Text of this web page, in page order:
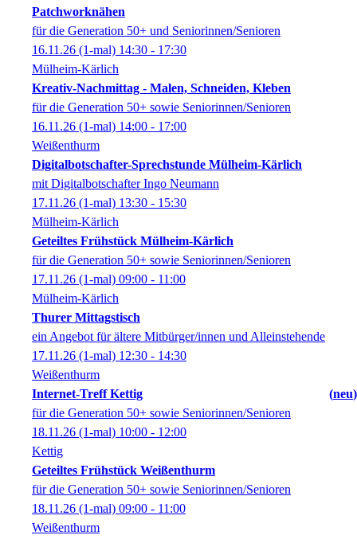
Patchworknähen
für die Generation 50+ und Seniorinnen/Senioren
16.11.26 (1-mal) 14:30 - 17:30
Mülheim-Kärlich
Kreativ-Nachmittag - Malen, Schneiden, Kleben
für die Generation 50+ sowie Seniorinnen/Senioren
16.11.26 (1-mal) 14:00 - 17:00
Weißenthurm
Digitalbotschafter-Sprechstunde Mülheim-Kärlich
mit Digitalbotschafter Ingo Neumann
17.11.26 (1-mal) 13:30 - 15:30
Mülheim-Kärlich
Geteiltes Frühstück Mülheim-Kärlich
für die Generation 50+ sowie Seniorinnen/Senioren
17.11.26 (1-mal) 09:00 - 11:00
Mülheim-Kärlich
Thurer Mittagstisch
ein Angebot für ältere Mitbürger/innen und Alleinstehende
17.11.26 (1-mal) 12:30 - 14:30
Weißenthurm
Internet-Treff Kettig
neu
für die Generation 50+ sowie Seniorinnen/Senioren
18.11.26 (1-mal) 10:00 - 12:00
Kettig
Geteiltes Frühstück Weißenthurm
für die Generation 50+ sowie Seniorinnen/Senioren
18.11.26 (1-mal) 09:00 - 11:00
Weißenthurm